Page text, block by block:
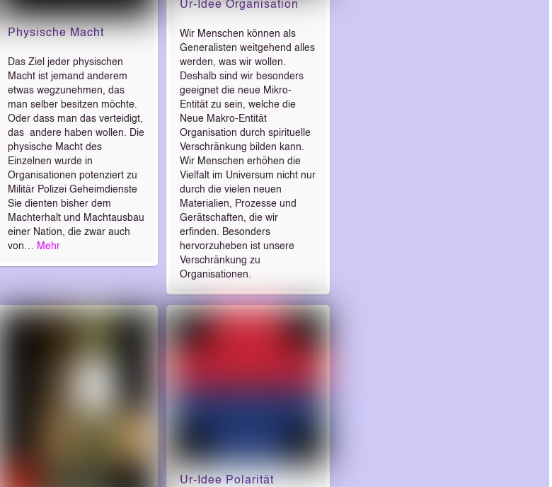
Physische Macht
Das Ziel jeder physischen
Macht ist jemand anderem
etwas wegzunehmen, das
man selber besitzen möchte.
Oder dass man das verteidigt,
das andere haben wollen. Die
physische Macht des
Einzelnen wurde in
Organisationen potenziert zu
Militär Polizei Geheimdienste
Sie dienten bisher dem
Machterhalt und Machtausbau
einer Nation, die zwar auch
von… Mehr
Ur-Idee Organisation
Wir Menschen können als
Generalisten weitgehend alles
werden, was wir wollen.
Deshalb sind wir besonders
geeignet die neue Mikro-
Entität zu sein, welche die
Neue Makro-Entität
Organisation durch spirituelle
Verschränkung bilden kann.
Wir Menschen erhöhen die
Vielfalt im Universum nicht nur
durch die vielen neuen
Materialien, Prozesse und
Gerätschaften, die wir
erfinden. Besonders
hervorzuheben ist unsere
Verschränkung zu
Organisationen.
Ur-Idee Polarität